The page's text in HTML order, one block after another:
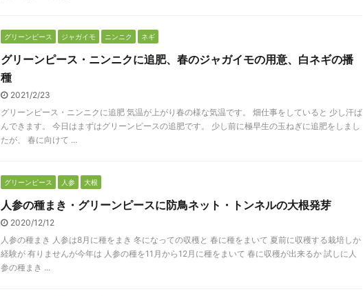
グリーンピース ジャガイモ ニンニク ネギ
グリーンピース・ニンニクに追肥、春のジャガイモの用意、白ネギの播
種
2021/2/23
グリーンピース・ニンニクに追肥 気温が上がり春の様な気温です。 畑仕事をしていると 少し汗ば
んできます。 今日はまずはグリーンピースの追肥です。 少し前に極早生の玉ねぎに追肥をしまし
たが、 春に向けて ...
グリーンピース 人参 大根
人参の種まき・グリーンピースに防鳥ネット・トンネルの大根発芽
2020/12/12
人参の種まき 人参は8月に種をまき 冬になっての収穫と 春に種をまいて 夏前に収穫する栽培しか
経験が 有りませんが今年は 人参の種を11月から12月に種をまいて 春に収穫が出来るか 試しに人
参の種まき ...